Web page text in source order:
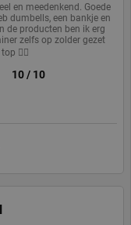
en meedenkend. Goede
dumbells, een bankje en
de producten ben ik erg
zelfs op zolder gezet
👍🏻
10/ 10
Omschrijving
Cookie
door applicaties
op basis van de